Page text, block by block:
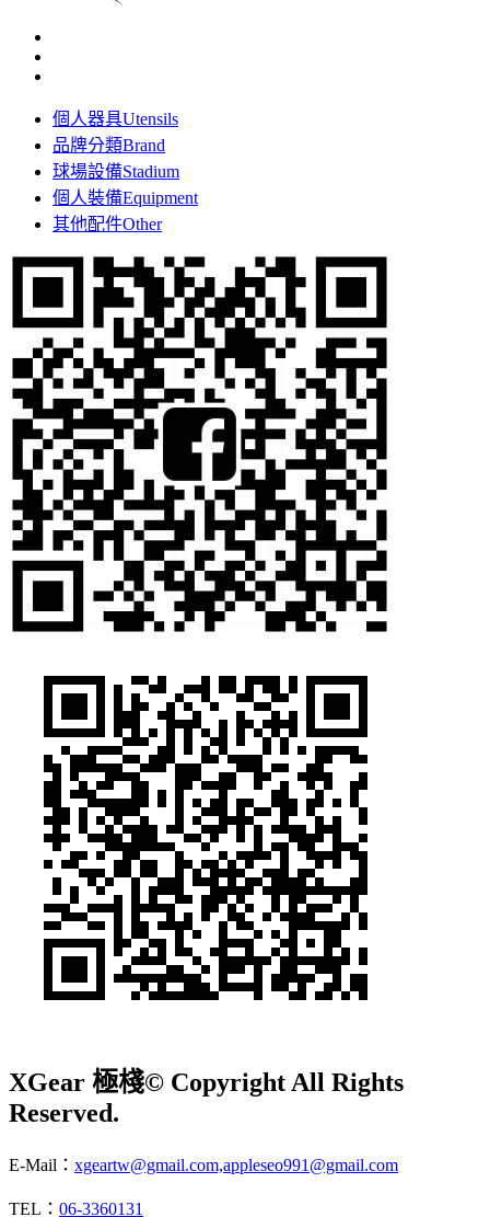
個人器具Utensils
品牌分類Brand
球場設備Stadium
個人裝備Equipment
其他配件Other
XGear 極棧© Copyright All Rights
Reserved.
E-Mail： xgeartw@gmail.com,appleseo991@gmail.com
TEL： 06-3360131